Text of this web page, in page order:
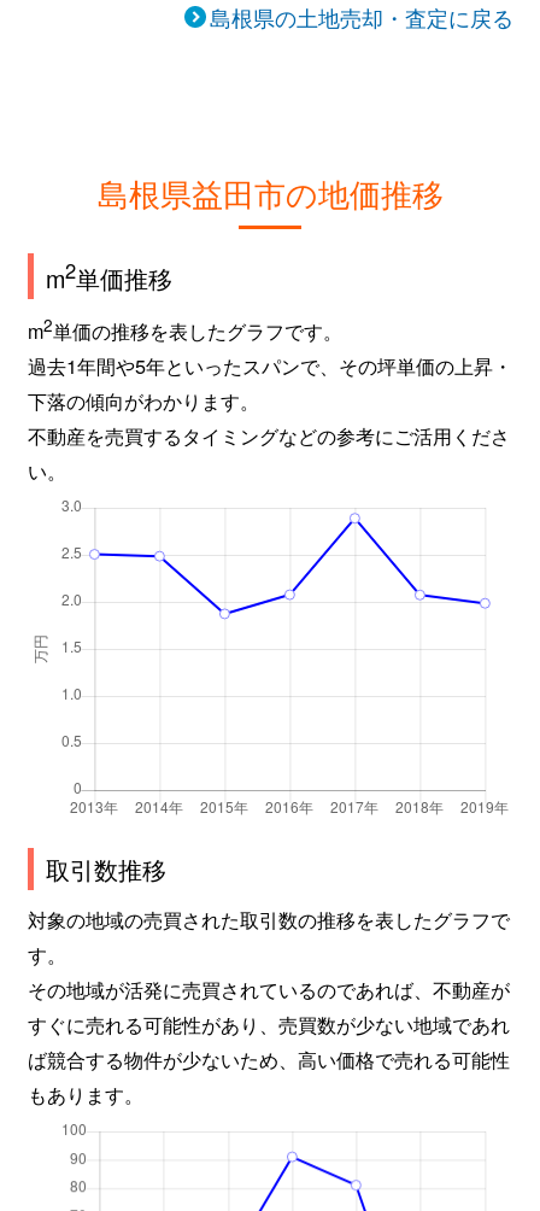
島根県の土地売却・査定に戻る
島根県益田市の地価推移
m2単価推移
m2単価の推移を表したグラフです。
過去1年間や5年といったスパンで、その坪単価の上昇・
下落の傾向がわかります。
不動産を売買するタイミングなどの参考にご活用くださ
い。
取引数推移
対象の地域の売買された取引数の推移を表したグラフで
す。
その地域が活発に売買されているのであれば、不動産が
すぐに売れる可能性があり、売買数が少ない地域であれ
ば競合する物件が少ないため、高い価格で売れる可能性
もあります。